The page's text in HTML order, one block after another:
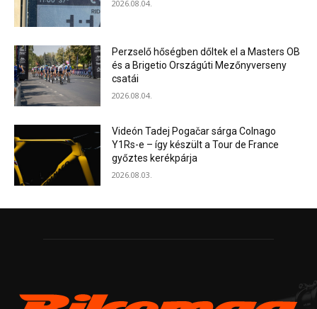
2026.08.04.
Perzselő hőségben dőltek el a Masters OB
és a Brigetio Országúti Mezőnyverseny
csatái
2026.08.04.
Videón Tadej Pogačar sárga Colnago
Y1Rs-e – így készült a Tour de France
győztes kerékpárja
2026.08.03.